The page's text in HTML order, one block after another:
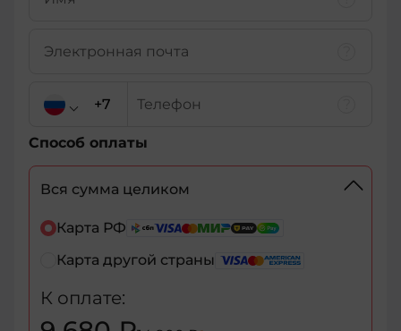
+7
+7
+375
Способ оплаты
Вся сумма целиком
Карта РФ
Карта другой страны
К оплате: